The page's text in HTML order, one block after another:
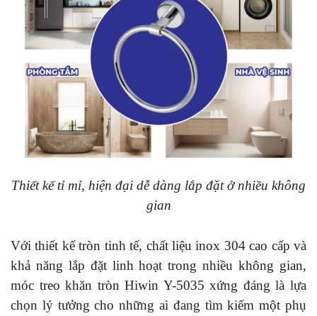
Thiết kế tỉ mỉ, hiện đại dễ dàng lắp đặt ở nhiều không
gian
Với thiết kế tròn tinh tế, chất liệu inox 304 cao cấp và
khả năng lắp đặt linh hoạt trong nhiều không gian,
móc treo khăn tròn Hiwin Y-5035 xứng đáng là lựa
chọn lý tưởng cho những ai đang tìm kiếm một phụ